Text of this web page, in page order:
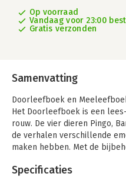
Op voorraad
Vandaag voor 23:00
Gratis verzonden
Samenvatting
Doorleefboek en
Het Doorleefboek is een
rouw. De vier dieren Pingo,
de verhalen verschillende
maken hebben. Met de
er allemaal bij rouw komt
Specificaties